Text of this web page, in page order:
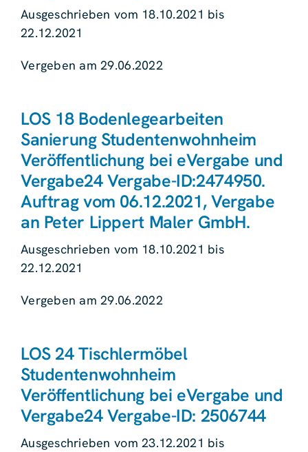
Ausgeschrieben vom 18.10.2021 bis
22.12.2021
Vergeben am 29.06.2022
LOS 18 Bodenlegearbeiten
Sanierung Studentenwohnheim
Veröffentlichung bei eVergabe und
Vergabe24 Vergabe-ID:2474950.
Auftrag vom 06.12.2021, Vergabe
an Peter Lippert Maler GmbH.
Ausgeschrieben vom 18.10.2021 bis
22.12.2021
Vergeben am 29.06.2022
LOS 24 Tischlermöbel
Studentenwohnheim
Veröffentlichung bei eVergabe und
Vergabe24 Vergabe-ID: 2506744
Ausgeschrieben vom 23.12.2021 bis